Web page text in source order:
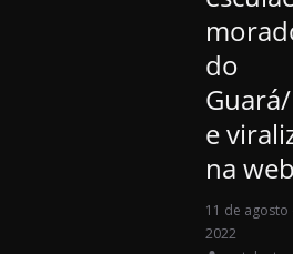
do
e
na web
11 de agosto
2022